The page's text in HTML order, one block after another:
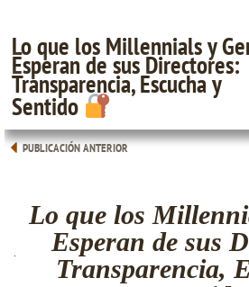
Lo que los Millennials y
Esperan de sus Directores:
Transparencia, Escucha y
Sentido
PUBLICACIÓN ANTERIOR
Lo que los
Esperan de sus
Transparencia,